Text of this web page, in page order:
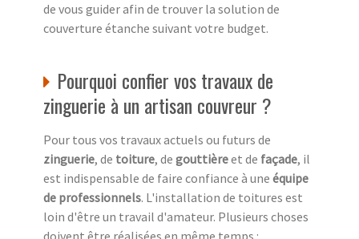
de vous guider afin de trouver la solution de
couverture étanche suivant votre budget.
Pourquoi confier vos travaux de
zinguerie à un artisan couvreur ?
Pour tous vos travaux actuels ou futurs de
zinguerie, de toiture, de gouttièreet de façade, il
est indispensable de faire confiance à une équipe
de professionnels. L'installation de toitures est
loin d'être un travail d'amateur. Plusieurs choses